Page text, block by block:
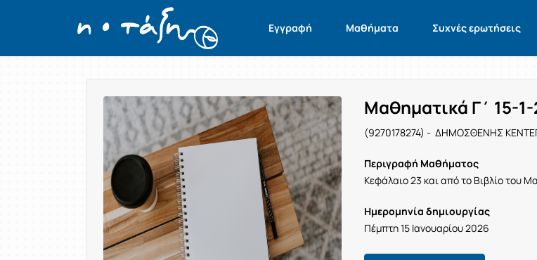
Εγγραφή Μαθήματα Συχνές ερωτήσεις
Παρουσίαση/Προβολή
Μαθηματικά Γ΄ 15-
(9270178274) - ΔΗΜΟΣΘΕΝΗΣ
Περιγραφή Μαθήματος
Κεφάλαιο 23 και από το Βιβλίο του
Ημερομηνία δημιουργίας
Πέμπτη 15 Ιανουαρίου 2026